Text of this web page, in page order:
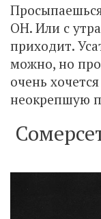
ОН. Или с
приходит.
можно, но
очень
неокрепшую